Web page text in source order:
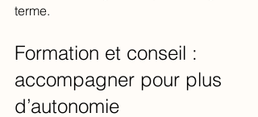
terme.
Formation et conseil :
accompagner pour plus
d’autonomie